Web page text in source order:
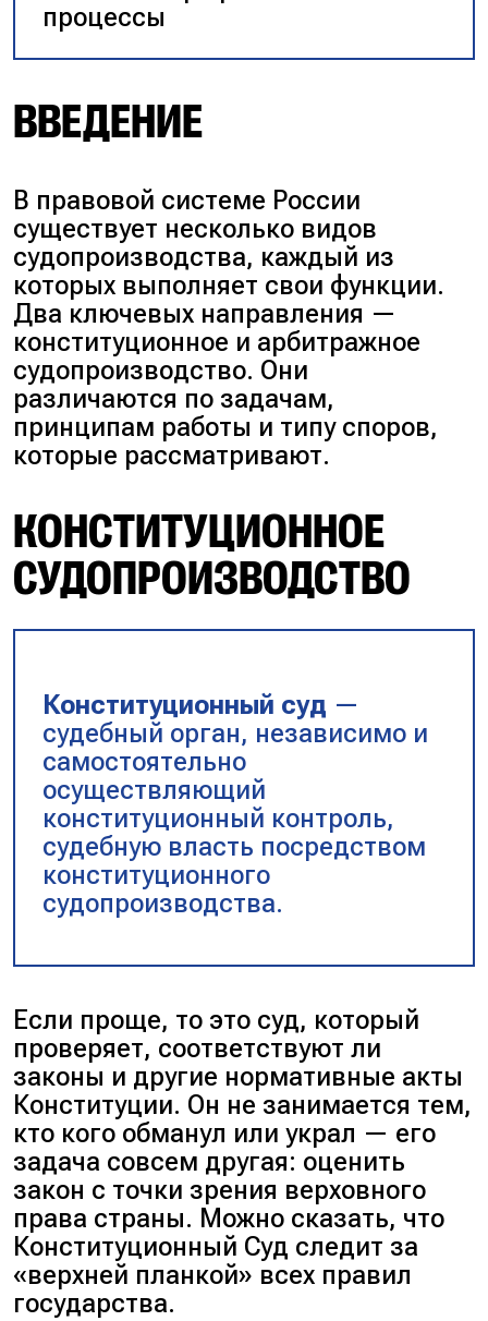
процессы
ВВЕДЕНИЕ
В правовой системе России
существует несколько видов
судопроизводства, каждый из
которых выполняет свои функции.
Два ключевых направления —
конституционное и арбитражное
судопроизводство. Они
различаются по задачам,
принципам работы и типу споров,
которые рассматривают.
КОНСТИТУЦИОННОЕ
СУДОПРОИЗВОДСТВО
Конституционный суд —
судебный орган, независимо и
самостоятельно
осуществляющий
конституционный контроль,
судебную власть посредством
конституционного
судопроизводства.
Если проще, то это суд, который
проверяет, соответствуют ли
законы и другие нормативные акты
Конституции. Он не занимается тем,
кто кого обманул или украл — его
задача совсем другая: оценить
закон с точки зрения верховного
права страны. Можно сказать, что
Конституционный Суд следит за
«верхней планкой» всех правил
государства.